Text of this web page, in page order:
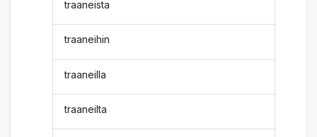
traaneista
traaneihin
traaneilla
traaneilta